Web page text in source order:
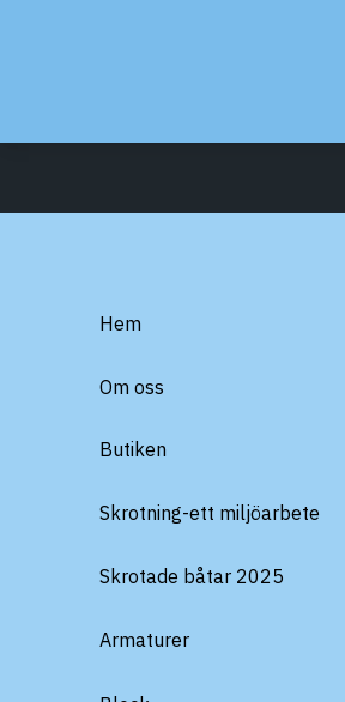
Hem
Om oss
Butiken
Skrotning-ett miljöarbete
Skrotade båtar 2025
Armaturer